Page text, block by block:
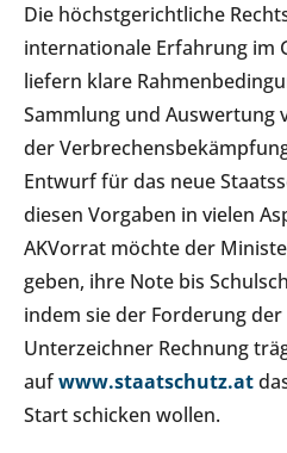
Die höchstgerichtliche
internationale Erfahrung im
liefern klare
Sammlung und Auswertung
der
Entwurf für das neue
diesen Vorgaben in vielen
AKVorrat möchte der
geben, ihre Note bis
indem sie der Forderung
Unterzeichner Rechnung
aufwww.staatschutz.at
Start schicken wollen.